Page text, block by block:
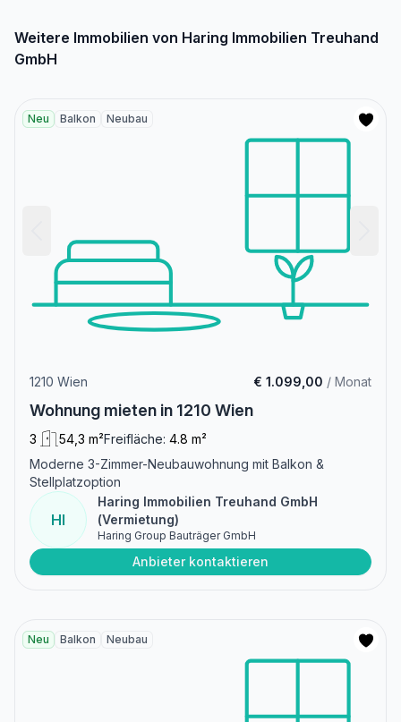
Weitere Immobilien von Haring Immobilien Treuhand
GmbH
Neu Balkon Neubau
1210 Wien € 1.099,00 / Monat
Wohnung mieten in 1210 Wien
3 54,3 m²Freifläche: 4.8 m²
Moderne 3-Zimmer-Neubauwohnung mit Balkon &
Stellplatzoption
HI
Haring Immobilien Treuhand GmbH
(Vermietung)
Haring Group Bauträger GmbH
Anbieter kontaktieren
Neu Balkon Neubau